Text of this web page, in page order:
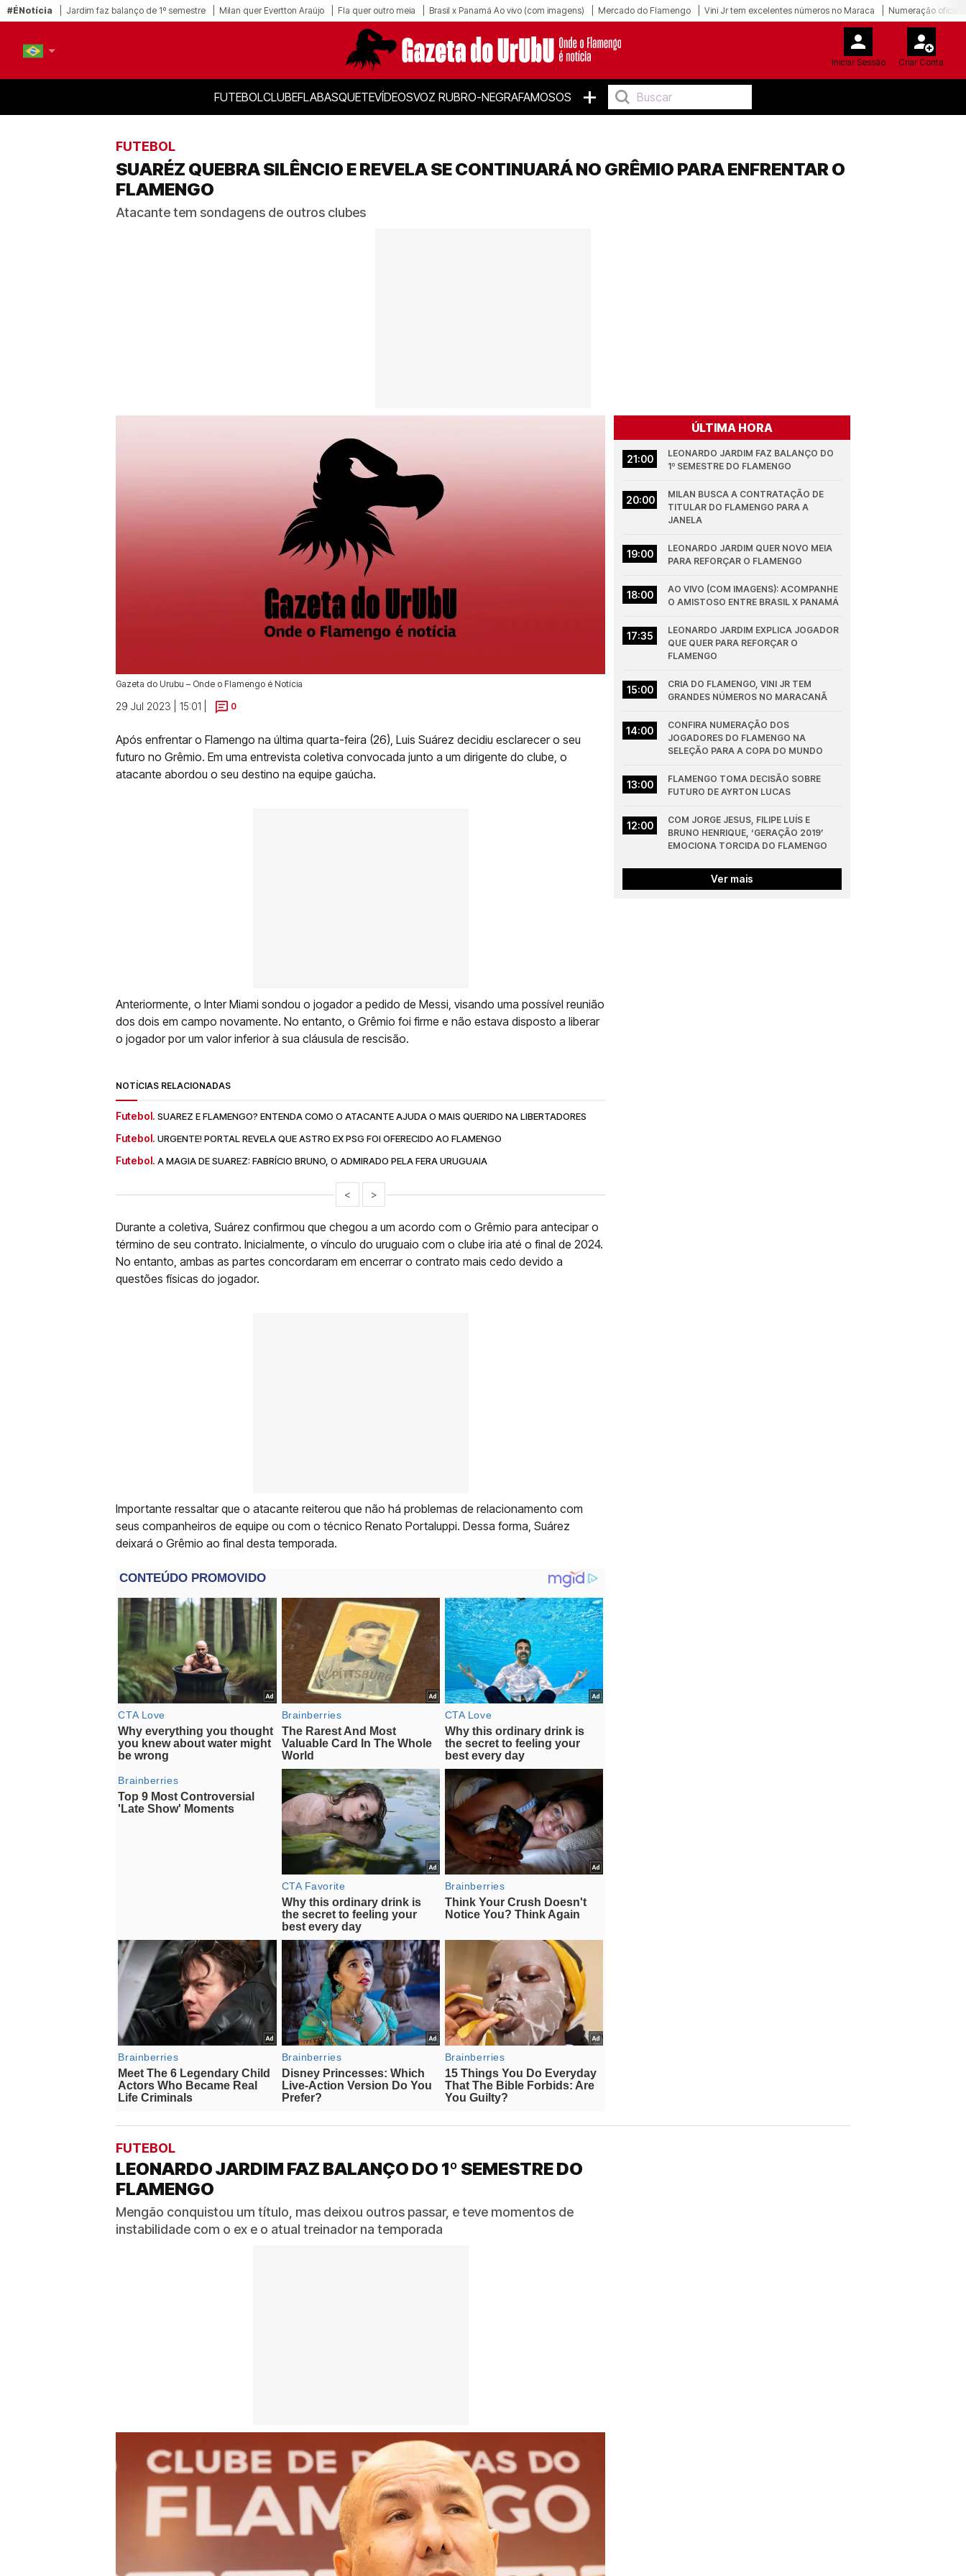
#ÉNotícia Jardim faz balanço de 1º semestre Milan quer Evertton Araújo Fla quer outro meia Brasil x Panamá Ao vivo (com imagens) Mercado do Flamengo Vini Jr tem excelentes números no Maraca Numeração oficial
Iniciar Sessão Criar Conta
FUTEBOLCLUBEFLABASQUETEVÍDEOSVOZ RUBRO-NEGRAFAMOSOS +
FUTEBOL
SUARÉZ QUEBRA SILÊNCIO E REVELA SE CONTINUARÁ NO GRÊMIO PARA ENFRENTAR O
FLAMENGO
Atacante tem sondagens de outros clubes
Gazeta do Urubu – Onde o Flamengo é Notícia
29 Jul 2023 | 15:01 | 0
Após enfrentar o Flamengo na última quarta-feira (26), Luis Suárez decidiu esclarecer o seu
futuro no Grêmio. Em uma entrevista coletiva convocada junto a um dirigente do clube, o
atacante abordou o seu destino na equipe gaúcha.
Anteriormente, o Inter Miami sondou o jogador a pedido de Messi, visando uma possível reunião
dos dois em campo novamente. No entanto, o Grêmio foi firme e não estava disposto a liberar
o jogador por um valor inferior à sua cláusula de rescisão.
NOTÍCIAS RELACIONADAS
Futebol. SUAREZ E FLAMENGO? ENTENDA COMO O ATACANTE AJUDA O MAIS QUERIDO NA LIBERTADORES
Futebol. URGENTE! PORTAL REVELA QUE ASTRO EX PSG FOI OFERECIDO AO FLAMENGO
Futebol. A MAGIA DE SUAREZ: FABRÍCIO BRUNO, O ADMIRADO PELA FERA URUGUAIA
< >
Durante a coletiva, Suárez confirmou que chegou a um acordo com o Grêmio para antecipar o
término de seu contrato. Inicialmente, o vínculo do uruguaio com o clube iria até o final de 2024.
No entanto, ambas as partes concordaram em encerrar o contrato mais cedo devido a
questões físicas do jogador.
Importante ressaltar que o atacante reiterou que não há problemas de relacionamento com
seus companheiros de equipe ou com o técnico Renato Portaluppi. Dessa forma, Suárez
deixará o Grêmio ao final desta temporada.
ÚLTIMA HORA
21:00
LEONARDO JARDIM FAZ BALANÇO DO
1º SEMESTRE DO FLAMENGO
20:00
MILAN BUSCA A CONTRATAÇÃO DE
TITULAR DO FLAMENGO PARA A
JANELA
19:00
LEONARDO JARDIM QUER NOVO MEIA
PARA REFORÇAR O FLAMENGO
18:00
AO VIVO (COM IMAGENS): ACOMPANHE
O AMISTOSO ENTRE BRASIL X PANAMÁ
17:35
LEONARDO JARDIM EXPLICA JOGADOR
QUE QUER PARA REFORÇAR O
FLAMENGO
15:00
CRIA DO FLAMENGO, VINI JR TEM
GRANDES NÚMEROS NO MARACANÃ
14:00
CONFIRA NUMERAÇÃO DOS
JOGADORES DO FLAMENGO NA
SELEÇÃO PARA A COPA DO MUNDO
13:00
FLAMENGO TOMA DECISÃO SOBRE
FUTURO DE AYRTON LUCAS
12:00
COM JORGE JESUS, FILIPE LUÍS E
BRUNO HENRIQUE, ‘GERAÇÃO 2019’
EMOCIONA TORCIDA DO FLAMENGO
Ver mais
FUTEBOL
LEONARDO JARDIM FAZ BALANÇO DO 1º SEMESTRE DO
FLAMENGO
Mengão conquistou um título, mas deixou outros passar, e teve momentos de
instabilidade com o ex e o atual treinador na temporada